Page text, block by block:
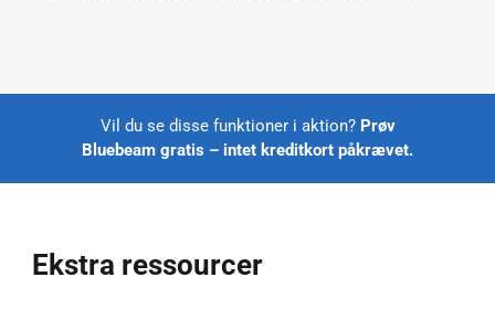
Vil du se disse funktioner i aktion? Prøv
Bluebeam gratis – intet kreditkort påkrævet.
Ekstra ressourcer